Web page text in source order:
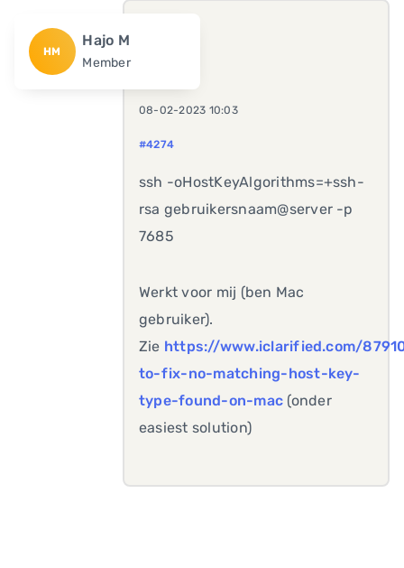
HM
Hajo M
Member
08-02-2023 10:03
#4274
ssh -oHostKeyAlgorithms=+ssh-
rsa gebruikersnaam@server -p
7685
Werkt voor mij (ben Mac
gebruiker).
Zie https://www.iclarified.com/
to-fix-no-matching-host-key-
type-found-on-mac (onder
easiest solution)